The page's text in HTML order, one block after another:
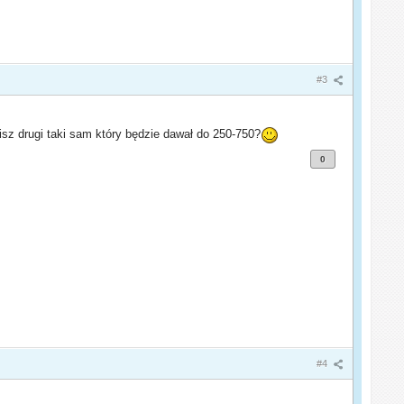
#3
drugi taki sam który będzie dawał do 250-750?
0
#4